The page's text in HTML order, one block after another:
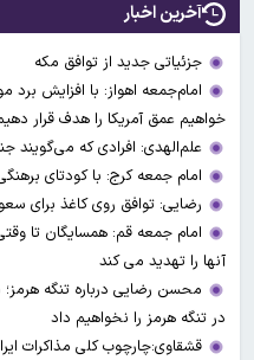
آخرین اخبار
جزئیاتی جدید از توافق مکه
خواهیم عمق آمریکا را هدف قرار
علم‌الهدی: افرادی که می‌گویند
امام جمعه کرج: با کودتای
رضایی: توافق روی کاغذ برای
امام جمعه قم: همسایگان تا
آنها را تهدید می کند
محسن رضایی درباره تنگه
در تنگه هرمز را نخواهیم داد
قشقاوی:چارچوب کلی مذاکرات